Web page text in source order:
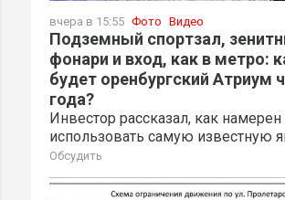
вчера в 15:55 Фото Видео
Подземный спортзал,
фонари и вход, как в метро:
будет оренбургский Атриум
года?
Инвестор рассказал, как намерен
использовать самую известную
Обсудить